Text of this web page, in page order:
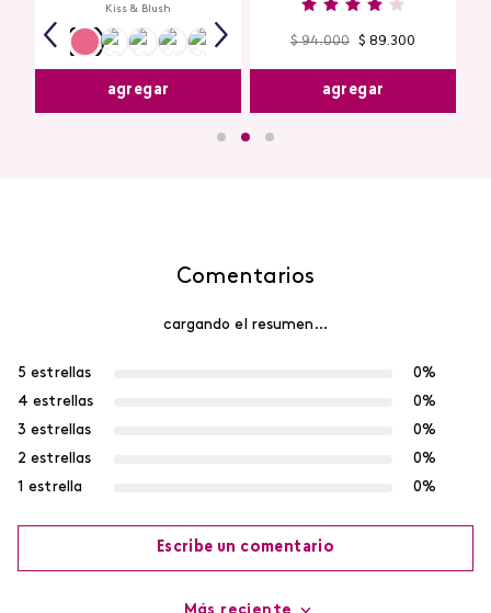
Kiss & Blush
agregar
$ 94.000 $ 89.300
agregar
Comentarios
cargando el resumen…
5 estrellas
0%
4 estrellas
0%
3 estrellas
0%
2 estrellas
0%
1 estrella
0%
Escribe un comentario